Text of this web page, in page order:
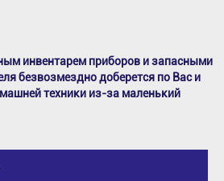
инвентарем приборов и запасными
безвозмездно доберется по Вас и
техники из-за маленький